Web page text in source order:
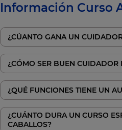
Información Curso
¿CÚANTO GANA UN
¿CÓMO SER BUEN CUIDADOR
¿QUÉ FUNCIONES TIENE UN
¿CUÁNTO DURA UN CURSO
CABALLOS?